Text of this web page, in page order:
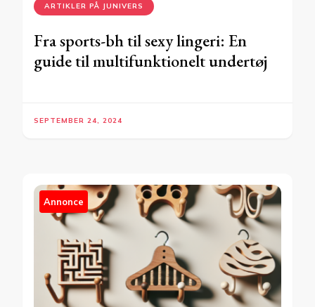
ARTIKLER PÅ JUNIVERS
Fra sports-bh til sexy lingeri: En
guide til multifunktionelt undertøj
SEPTEMBER 24, 2024
Annonce